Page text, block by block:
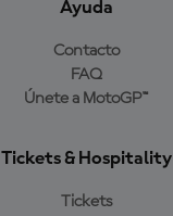
Ayuda
Contacto
FAQ
Únete a MotoGP™
Tickets & Hospitality
Tickets